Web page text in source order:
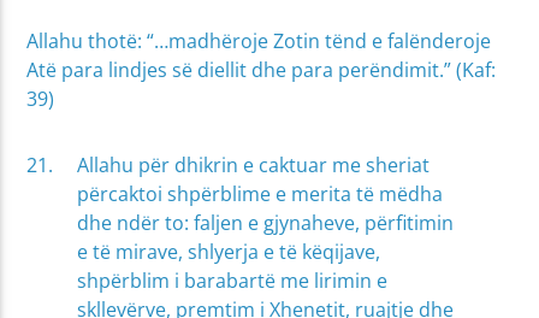
Allahu thotë: “…madhëroje Zotin tënd e falënderoje
Atë para lindjes së diellit dhe para perëndimit.” (Kaf:
39)
Allahu për dhikrin e caktuar me sheriat
përcaktoi shpërblime e merita të mëdha
dhe ndër to: faljen e gjynaheve, përfitimin
e të mirave, shlyerja e të këqijave,
shpërblim i barabartë me lirimin e
skllevërve, premtim i Xhenetit, ruajtje dhe